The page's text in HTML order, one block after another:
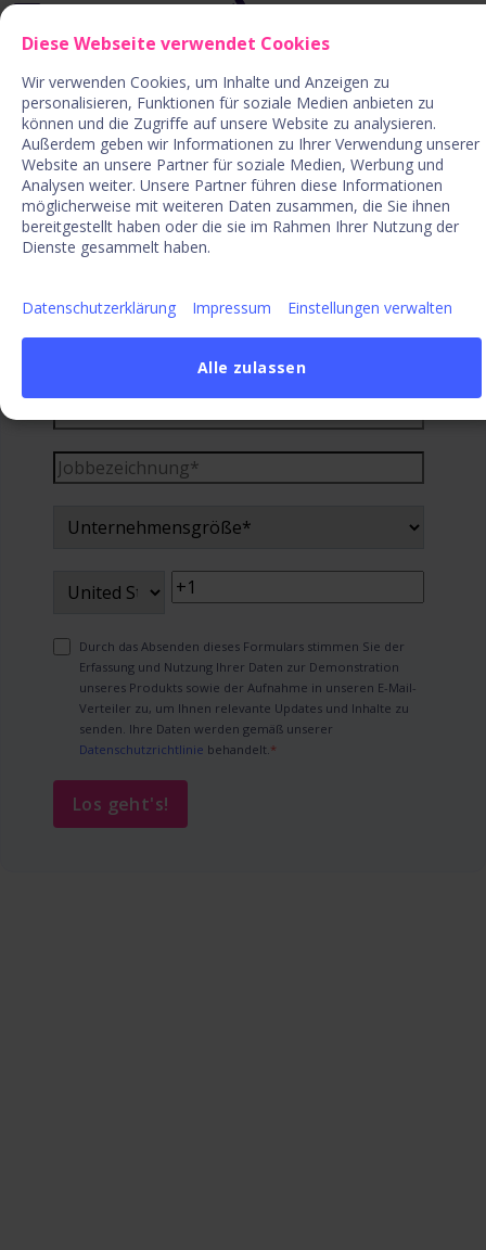
Diese Webseite verwendet Cookies
Wir verwenden Cookies, um Inhalte und Anzeigen zu
personalisieren, Funktionen für soziale Medien anbieten zu
können und die Zugriffe auf unsere Website zu analysieren.
Außerdem geben wir Informationen zu Ihrer Verwendung unserer
Website an unsere Partner für soziale Medien, Werbung und
Analysen weiter. Unsere Partner führen diese Informationen
möglicherweise mit weiteren Daten zusammen, die Sie ihnen
bereitgestellt haben oder die sie im Rahmen Ihrer Nutzung der
Dienste gesammelt haben.
Datenschutzerklärung Impressum Einstellungen verwalten
Alle zulassen
Kostenlose Demo anfordern
Durch das Absenden dieses Formulars stimmen Sie der
Erfassung und Nutzung Ihrer Daten zur Demonstration
unseres Produkts sowie der Aufnahme in unseren E-Mail-
Verteiler zu, um Ihnen relevante Updates und Inhalte zu
senden. Ihre Daten werden gemäß unserer
Datenschutzrichtlinie behandelt. *